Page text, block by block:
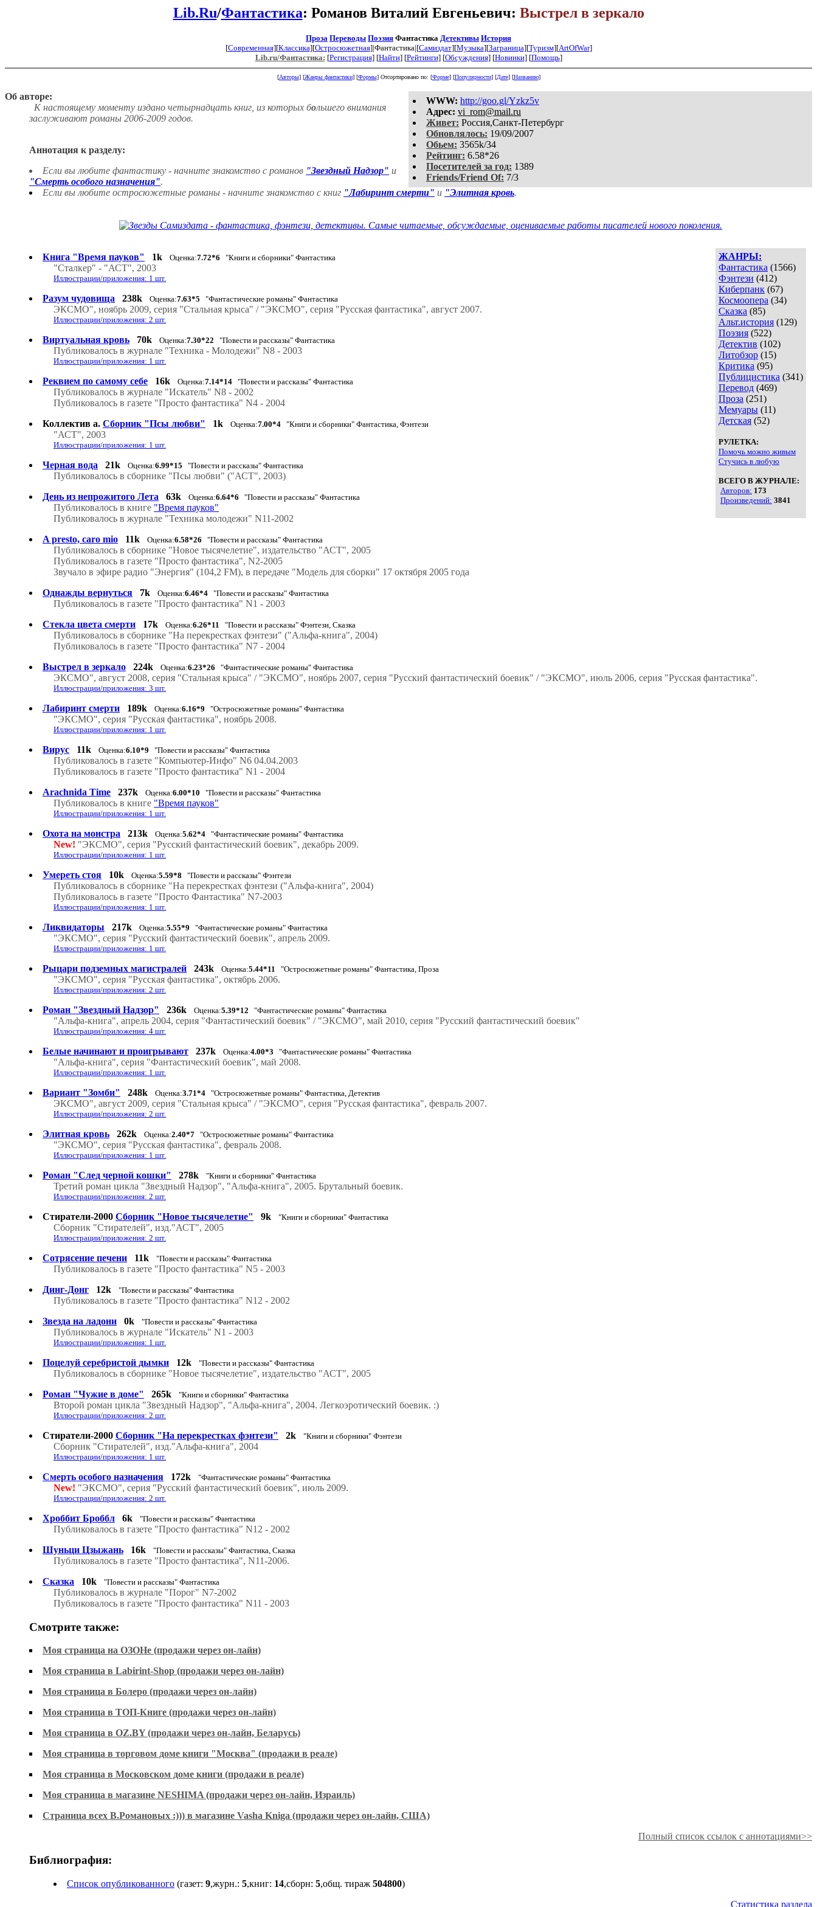
Lib.Ru/Фантастика: Романов Виталий Евгеньевич: Выстрел в зеркало
Проза Переводы Поэзия Фантастика Детективы История
[Современная][Классика][Остросюжетная]|Фантастика|[Самиздат][Музыка][Заграница][Туризм][ArtOfWar]
Lib.ru/Фантастика: [Регистрация] [Найти] [Рейтинги] [Обсуждения] [Новинки] [Помощь]
[Авторы] [Жанры фантастики] [Формы] Отсортировано по: [Форме] [Популярности] [Дате] [Названию]
WWW: http://goo.gl/Yzkz5v
Aдpeс: vi_rom@mail.ru
Живет: Россия,Санкт-Петербург
Обновлялось: 19/09/2007
Обьем: 3565k/34
Рейтинг: 6.58*26
Посетителей за год: 1389
Friends/Friend Of: 7/3
Об авторе:
К настоящему моменту издано четырнадцать книг, из которых большего внимания
заслуживают романы 2006-2009 годов.
Аннотация к разделу:
Если вы любите фантастику - начните знакомство с романов "Звездный Надзор" и
"Смерть особого назначения".
Если вы любите остросюжетные романы - начните знакомство с книг "Лабиринт смерти" и "Элитная кровь.
ЖАНРЫ:
Фантастика (1566)
Фэнтези (412)
Киберпанк (67)
Космоопера (34)
Сказка (85)
Альт.история (129)
Поэзия (522)
Детектив (102)
Литобзор (15)
Критика (95)
Публицистика (341)
Перевод (469)
Проза (251)
Мемуары (11)
Детская (52)
РУЛЕТКА:
Помочь можно живым
Стучись в любую
ВСЕГО В ЖУРНАЛЕ:
Авторов: 173
Произведений: 3841
Книга "Время пауков" 1k Оценка:7.72*6 "Книги и сборники" Фантастика
"Сталкер" - "АСТ", 2003
Иллюстрации/приложения: 1 шт.
Разум чудовища 238k Оценка:7.63*5 "Фантастические романы" Фантастика
ЭКСМО", ноябрь 2009, серия "Стальная крыса" / "ЭКСМО", серия "Русская фантастика", август 2007.
Иллюстрации/приложения: 2 шт.
Виртуальная кровь 70k Оценка:7.30*22 "Повести и рассказы" Фантастика
Публиковалось в журнале "Техника - Молодежи" N8 - 2003
Иллюстрации/приложения: 1 шт.
Реквием по самому себе 16k Оценка:7.14*14 "Повести и рассказы" Фантастика
Публиковалось в журнале "Искатель" N8 - 2002
Публиковалось в газете "Просто фантастика" N4 - 2004
Коллектив а. Сборник "Псы любви" 1k Оценка:7.00*4 "Книги и сборники" Фантастика, Фэнтези
"АСТ", 2003
Иллюстрации/приложения: 1 шт.
Черная вода 21k Оценка:6.99*15 "Повести и рассказы" Фантастика
Публиковалось в сборнике "Псы любви" ("АСТ", 2003)
День из непрожитого Лета
63k Оценка:6.64*6 "Повести и рассказы" Фантастика
Публиковалось в книге "Время пауков"
Публиковалось в журнале "Техника молодежи" N11-2002
A presto, caro mio
11k Оценка:6.58*26 "Повести и рассказы" Фантастика
Публиковалось в сборнике "Новое тысячелетие", издательство "АСТ", 2005
Публиковалось в газете "Просто фантастика", N2-2005
Звучало в эфире радио "Энергия" (104,2 FM), в передаче "Модель для сборки" 17 октября 2005 года
Однажды вернуться
7k Оценка:6.46*4 "Повести и рассказы" Фантастика
Публиковалось в газете "Просто фантастика" N1 - 2003
Стекла цвета смерти
17k Оценка:6.26*11 "Повести и рассказы" Фэнтези, Сказка
Публиковалось в сборнике "На перекрестках фэнтези" ("Альфа-книга", 2004)
Публиковалось в газете "Просто фантастика" N7 - 2004
Выстрел в зеркало
224k Оценка:6.23*26 "Фантастические романы" Фантастика
ЭКСМО", август 2008, серия "Стальная крыса" / "ЭКСМО", ноябрь 2007, серия "Русский фантастический боевик" / "ЭКСМО", июль 2006, серия "Русская фантастика".
Иллюстрации/приложения: 3 шт.
Лабиринт смерти 189k Оценка:6.16*9 "Остросюжетные романы" Фантастика
"ЭКСМО", серия "Русская фантастика", ноябрь 2008.
Иллюстрации/приложения: 1 шт.
Вирус 11k Оценка:6.10*9 "Повести и рассказы" Фантастика
Публиковалось в газете "Компьютер-Инфо" N6 04.04.2003
Публиковалось в газете "Просто фантастика" N1 - 2004
Arachnida Time
237k Оценка:6.00*10 "Повести и рассказы" Фантастика
Публиковалось в книге "Время пауков"
Иллюстрации/приложения: 1 шт.
Охота на монстра 213k Оценка:5.62*4 "Фантастические романы" Фантастика
New! "ЭКСМО", серия "Русский фантастический боевик", декабрь 2009.
Иллюстрации/приложения: 1 шт.
Умереть стоя 10k Оценка:5.59*8 "Повести и рассказы" Фэнтези
Публиковалось в сборнике "На перекрестках фэнтези ("Альфа-книга", 2004)
Публиковалось в газете "Просто Фантастика" N7-2003
Иллюстрации/приложения: 1 шт.
Ликвидаторы 217k Оценка:5.55*9 "Фантастические романы" Фантастика
"ЭКСМО", серия "Русский фантастический боевик", апрель 2009.
Иллюстрации/приложения: 1 шт.
Рыцари подземных магистралей 243k Оценка:5.44*11 "Остросюжетные романы" Фантастика, Проза
"ЭКСМО", серия "Русская фантастика", октябрь 2006.
Иллюстрации/приложения: 2 шт.
Роман "Звездный Надзор" 236k Оценка:5.39*12 "Фантастические романы" Фантастика
"Альфа-книга", апрель 2004, серия "Фантастический боевик" / "ЭКСМО", май 2010, серия "Русский фантастический боевик"
Иллюстрации/приложения: 4 шт.
Белые начинают и проигрывают 237k Оценка:4.00*3 "Фантастические романы" Фантастика
"Альфа-книга", серия "Фантастический боевик", май 2008.
Иллюстрации/приложения: 1 шт.
Вариант "Зомби" 248k Оценка:3.71*4 "Остросюжетные романы" Фантастика, Детектив
ЭКСМО", август 2009, серия "Стальная крыса" / "ЭКСМО", серия "Русская фантастика", февраль 2007.
Иллюстрации/приложения: 2 шт.
Элитная кровь 262k Оценка:2.40*7 "Остросюжетные романы" Фантастика
"ЭКСМО", серия "Русская фантастика", февраль 2008.
Иллюстрации/приложения: 1 шт.
Роман "След черной кошки" 278k "Книги и сборники" Фантастика
Третий роман цикла "Звездный Надзор", "Альфа-книга", 2005. Брутальный боевик.
Иллюстрации/приложения: 2 шт.
Стиратели-2000 Сборник "Новое тысячелетие" 9k "Книги и сборники" Фантастика
Сборник "Стирателей", изд."АСТ", 2005
Иллюстрации/приложения: 2 шт.
Сотрясение печени 11k "Повести и рассказы" Фантастика
Публиковалось в газете "Просто фантастика" N5 - 2003
Динг-Донг
12k "Повести и рассказы" Фантастика
Публиковалось в газете "Просто фантастика" N12 - 2002
Звезда на ладони
0k "Повести и рассказы" Фантастика
Публиковалось в журнале "Искатель" N1 - 2003
Иллюстрации/приложения: 1 шт.
Поцелуй серебристой дымки 12k "Повести и рассказы" Фантастика
Публиковалось в сборнике "Новое тысячелетие", издательство "АСТ", 2005
Роман "Чужие в доме"
265k "Книги и сборники" Фантастика
Второй роман цикла "Звездный Надзор", "Альфа-книга", 2004. Легкоэротический боевик. :)
Иллюстрации/приложения: 2 шт.
Стиратели-2000 Сборник "На перекрестках фэнтези" 2k "Книги и сборники" Фэнтези
Сборник "Стирателей", изд."Альфа-книга", 2004
Иллюстрации/приложения: 1 шт.
Смерть особого назначения 172k "Фантастические романы" Фантастика
New! "ЭКСМО", серия "Русский фантастический боевик", июль 2009.
Иллюстрации/приложения: 2 шт.
Хроббит Броббл 6k "Повести и рассказы" Фантастика
Публиковалось в газете "Просто фантастика" N12 - 2002
Шуньци Цзыжань
16k "Повести и рассказы" Фантастика, Сказка
Публиковалось в газете "Просто фантастика", N11-2006.
Сказка
10k "Повести и рассказы" Фантастика
Публиковалось в журнале "Порог" N7-2002
Публиковалось в газете "Просто фантастика" N11 - 2003
Смотрите также:
Моя страница на ОЗОНе (продажи через он-лайн)
Моя страница в Labirint-Shop (продажи через он-лайн)
Моя страница в Болеро (продажи через он-лайн)
Моя страница в ТОП-Книге (продажи через он-лайн)
Моя страница в OZ.BY (продажи через он-лайн, Беларусь)
Моя страница в торговом доме книги "Москва" (продажи в реале)
Моя страница в Московском доме книги (продажи в реале)
Моя страница в магазине NESHIMA (продажи через он-лайн, Израиль)
Страница всех В.Романовых :))) в магазине Vasha Kniga (продажи через он-лайн, США)
Полный список ссылок с аннотациями>>
Библиография:
Список опубликованного (газет: 9,журн.: 5,книг: 14,сборн: 5,общ. тираж 504800)
Статистика раздела